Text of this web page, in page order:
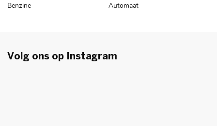
Benzine
Automaat
Volg ons op Instagram